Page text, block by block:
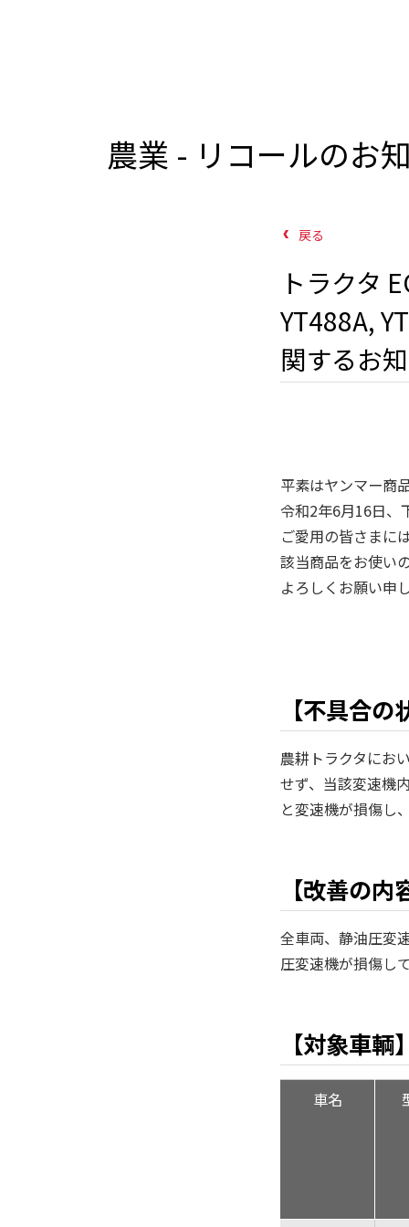
農業 - リコールのお
戻る
トラクタ
YT488A,
関するお
平素はヤンマー商
令和2年6月16日、
ご愛用の皆さまに
該当商品をお使い
よろしくお願い申
【不具合の
農耕トラクタにお
せず、当該変速機
と変速機が損傷し
【改善の内
全車両、静油圧変
圧変速機が損傷し
【対象車輌】
車名